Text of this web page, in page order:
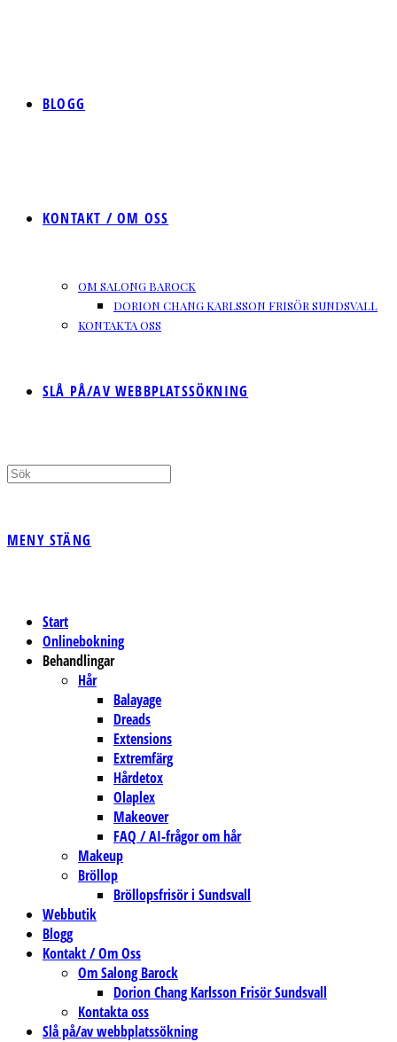
BLOGG
KONTAKT / OM OSS
OM SALONG BAROCK
DORION CHANG KARLSSON FRISÖR SUNDSVALL
KONTAKTA OSS
SLÅ PÅ/AV WEBBPLATSSÖKNING
MENY STÄNG
Start
Onlinebokning
Behandlingar
Hår
Balayage
Dreads
Extensions
Extremfärg
Hårdetox
Olaplex
Makeover
FAQ / AI-frågor om hår
Makeup
Bröllop
Bröllopsfrisör i Sundsvall
Webbutik
Blogg
Kontakt / Om Oss
Om Salong Barock
Dorion Chang Karlsson Frisör Sundsvall
Kontakta oss
Slå på/av webbplatssökning